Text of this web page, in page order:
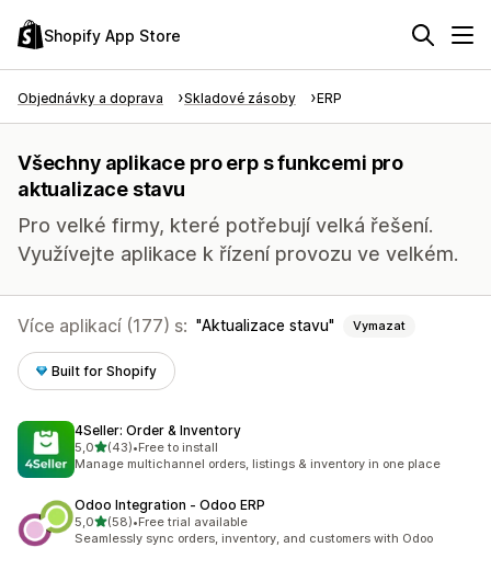
Shopify App Store
Objednávky a doprava Skladové zásoby ERP
Všechny aplikace pro erp s funkcemi pro
aktualizace stavu
Pro velké firmy, které potřebují velká řešení.
Využívejte aplikace k řízení provozu ve velkém.
Více aplikací (177) s: Aktualizace stavu Vymazat
Built for Shopify
4Seller: Order & Inventory
5,0z 5 hvězd
(43)
Celkový počet recenzí: 43
•Free to install
Manage multichannel orders, listings & inventory in one place
Odoo Integration ‑ Odoo ERP
5,0z 5 hvězd
(58)
Celkový počet recenzí: 58
•Free trial available
Seamlessly sync orders, inventory, and customers with Odoo